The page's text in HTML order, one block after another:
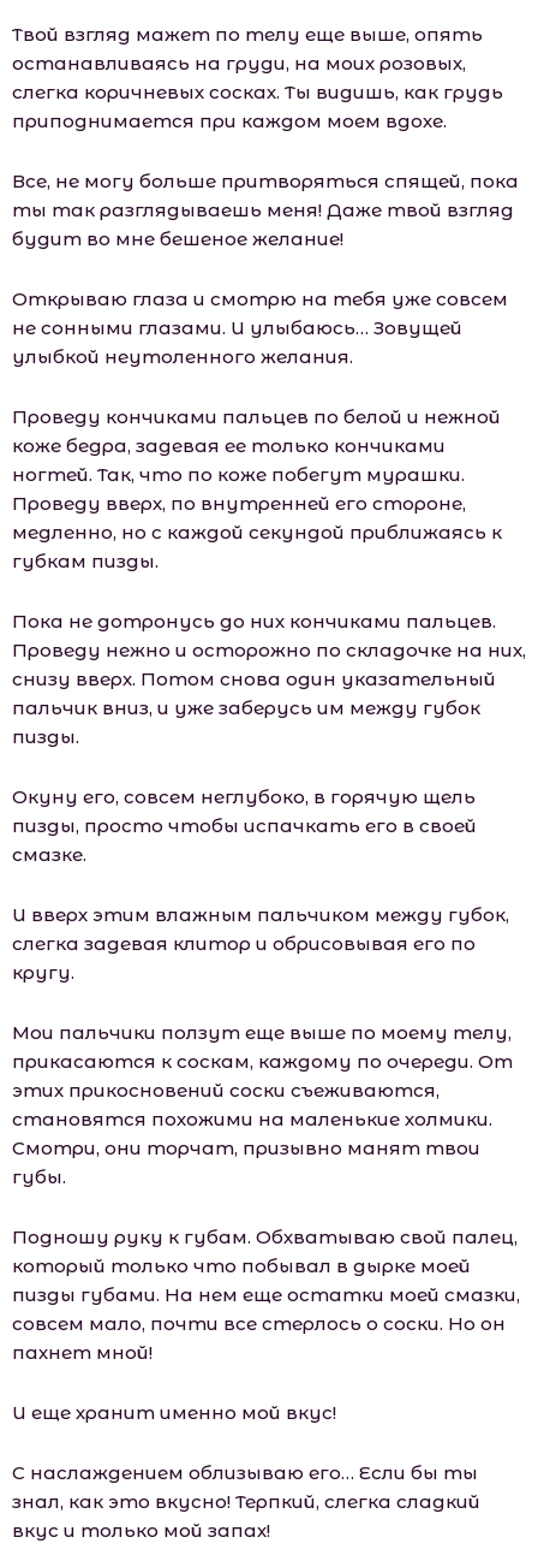
Твой взгляд мажет по телу еще выше, опять
останавливаясь на груди, на моих розовых,
слегка коричневых сосках. Ты видишь, как грудь
приподнимается при каждом моем вдохе.
Все, не могу больше притворяться спящей, пока
ты так разглядываешь меня! Даже твой взгляд
будит во мне бешеное желание!
Открываю глаза и смотрю на тебя уже совсем
не сонными глазами. И улыбаюсь… Зовущей
улыбкой неутоленного желания.
Проведу кончиками пальцев по белой и нежной
коже бедра, задевая ее только кончиками
ногтей. Так, что по коже побегут мурашки.
Проведу вверх, по внутренней его стороне,
медленно, но с каждой секундой приближаясь к
губкам пизды.
Пока не дотронусь до них кончиками пальцев.
Проведу нежно и осторожно по складочке на них,
снизу вверх. Потом снова один указательный
пальчик вниз, и уже заберусь им между губок
пизды.
Окуну его, совсем неглубоко, в горячую щель
пизды, просто чтобы испачкать его в своей
смазке.
И вверх этим влажным пальчиком между губок,
слегка задевая клитор и обрисовывая его по
кругу.
Мои пальчики ползут еще выше по моему телу,
прикасаются к соскам, каждому по очереди. От
этих прикосновений соски съеживаются,
становятся похожими на маленькие холмики.
Смотри, они торчат, призывно манят твои
губы.
Подношу руку к губам. Обхватываю свой палец,
который только что побывал в дырке моей
пизды губами. На нем еще остатки моей смазки,
совсем мало, почти все стерлось о соски. Но он
пахнет мной!
И еще хранит именно мой вкус!
С наслаждением облизываю его… Если бы ты
знал, как это вкусно! Терпкий, слегка сладкий
вкус и только мой запах!